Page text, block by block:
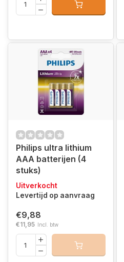
Philips ultra lithium
AAA batterijen (4
stuks)
Uitverkocht
Levertijd op aanvraag
€9,88
€11,95 Incl. btw